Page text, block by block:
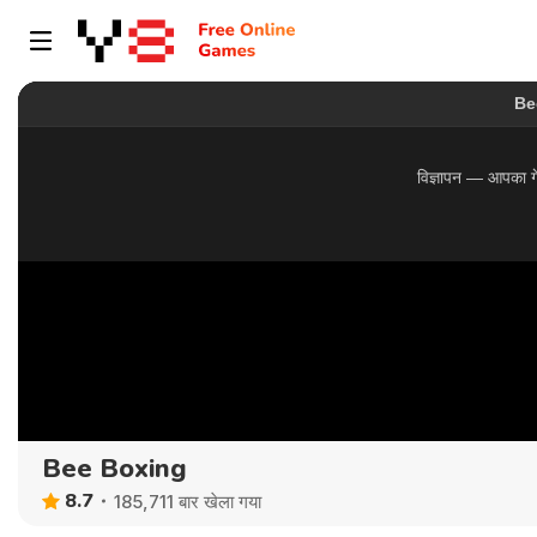
Bee Boxing
8.7 185,711 बार खेला गया